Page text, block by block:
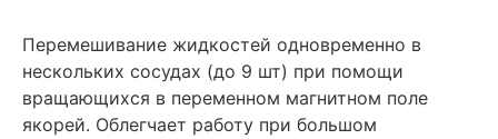
Перемешивание жидкостей одновременно в
нескольких сосудах (до 9 шт) при помощи
вращающихся в переменном магнитном поле
якорей. Облегчает работу при большом